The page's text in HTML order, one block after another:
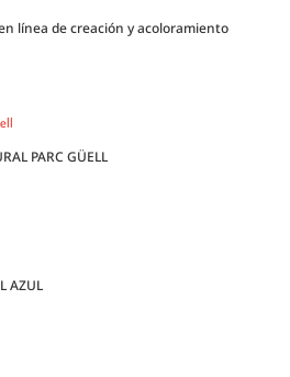
línea de creación y acoloramiento
PARC GÜELL
AZUL